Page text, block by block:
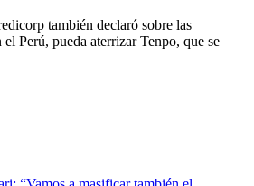
también declaró sobre las
Perú, pueda aterrizar Tenpo, que se